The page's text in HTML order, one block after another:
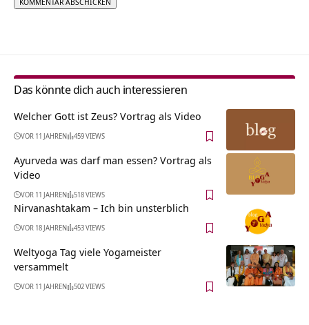
Das könnte dich auch interessieren
Welcher Gott ist Zeus? Vortrag als Video
VOR 11 JAHREN 459 VIEWS
Ayurveda was darf man essen? Vortrag als
Video
VOR 11 JAHREN 518 VIEWS
Nirvanashtakam – Ich bin unsterblich
VOR 18 JAHREN 453 VIEWS
Weltyoga Tag viele Yogameister
versammelt
VOR 11 JAHREN 502 VIEWS